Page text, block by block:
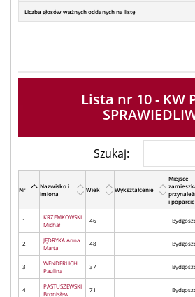
Liczba głosów ważnych oddanych na listę
Lista nr 10 - KW
Szukaj:
Nr
Nazwisko i
Imiona
Wiek Wykształcenie
Miejsce
i poparcie
1
KRZEMKOWSKI
Michał
46
2
JĘDRYKA Anna
Marta
48
3
WENDERLICH
Paulina
37
4
PASTUSZEWSKI
Bronisław
71